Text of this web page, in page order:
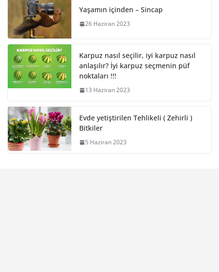
Yaşamın içinden – Sincap
26 Haziran 2023
Karpuz nasıl seçilir, iyi karpuz nasıl
anlaşılır? İyi karpuz seçmenin püf
noktaları !!!
13 Haziran 2023
Evde yetiştirilen Tehlikeli ( Zehirli )
Bitkiler
5 Haziran 2023